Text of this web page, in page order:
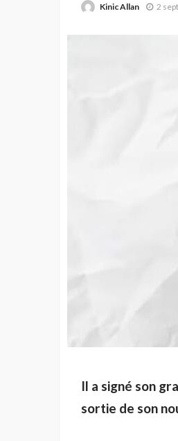
Kinic Allan 2
Il a signé son
sortie de son